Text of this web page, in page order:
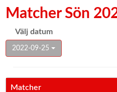
Matcher Sön
Välj datum
2022-09-25
Matcher